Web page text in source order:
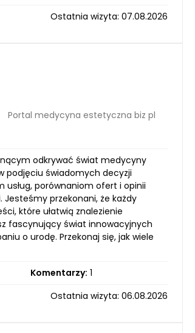
Ostatnia wizyta: 07.08.2026
Portal medycyna estetyczna biz pl
odkrywać świat medycyny
podjęciu świadomych decyzji
usług, porównaniom ofert i opinii
przekonani, że każdy
które ułatwią znalezienie
fascynujący świat innowacyjnych
o urodę. Przekonaj się, jak wiele
Komentarzy: 1
Ostatnia wizyta: 06.08.2026